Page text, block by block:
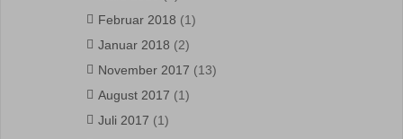
Februar 2018 (1)
Januar 2018 (2)
November 2017 (13)
August 2017 (1)
Juli 2017 (1)